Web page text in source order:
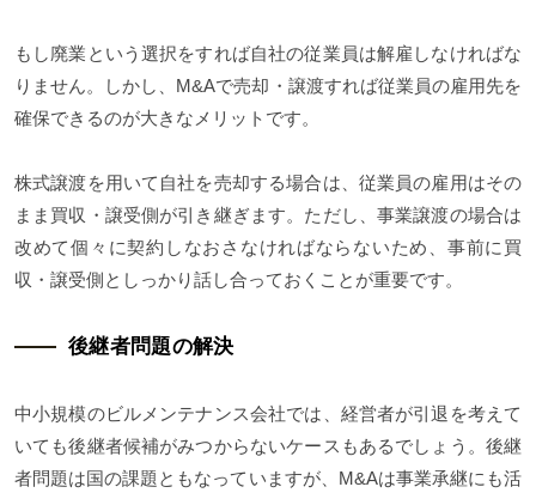
もし廃業という選択をすれば自社の従業員は解雇しなければな
りません。しかし、M&Aで売却・譲渡すれば従業員の雇用先を
確保できるのが大きなメリットです。
株式譲渡を用いて自社を売却する場合は、従業員の雇用はその
まま買収・譲受側が引き継ぎます。ただし、事業譲渡の場合は
改めて個々に契約しなおさなければならないため、事前に買
収・譲受側としっかり話し合っておくことが重要です。
後継者問題の解決
中小規模のビルメンテナンス会社では、経営者が引退を考えて
いても後継者候補がみつからないケースもあるでしょう。後継
者問題は国の課題ともなっていますが、M&Aは事業承継にも活